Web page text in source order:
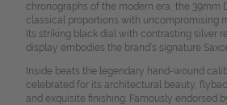
chronographs of the modern era, the 39mm
classical proportions with uncompromising
Its striking black dial with contrasting silver
display embodies the brand’s signature
Inside beats the legendary hand-wound
celebrated for its architectural beauty,
and exquisite finishing. Famously endorsed